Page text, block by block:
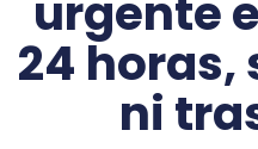
urgente
24 horas,
ni